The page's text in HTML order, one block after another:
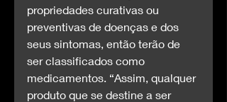
propriedades curativas ou
preventivas de doenças e dos
seus sintomas, então terão de
ser classificados como
medicamentos. “Assim, qualquer
produto que se destine a ser